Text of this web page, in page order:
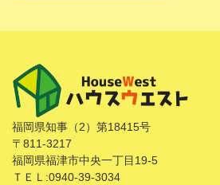
福岡県知事（2）第18415号
〒811-3217
福岡県福津市中央一丁目19-5
ＴＥＬ:0940-39-3034